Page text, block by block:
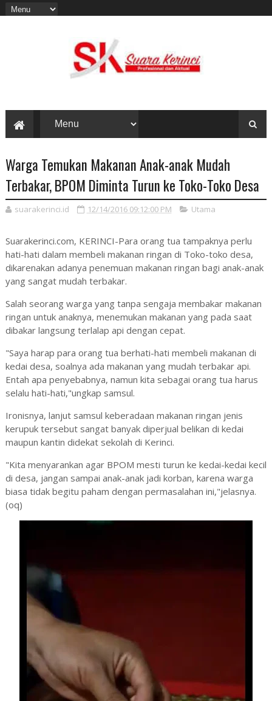
Warga Temukan Makanan Anak-anak Mudah
Terbakar, BPOM Diminta Turun ke Toko-Toko Desa
suarakerinci.id 12/14/2016 09:12:00 PM Utama
Suarakerinci.com, KERINCI-Para orang tua tampaknya perlu
hati-hati dalam membeli makanan ringan di Toko-toko desa,
dikarenakan adanya penemuan makanan ringan bagi anak-anak
yang sangat mudah terbakar.
Salah seorang warga yang tanpa sengaja membakar makanan
ringan untuk anaknya, menemukan makanan yang pada saat
dibakar langsung terlalap api dengan cepat.
"Saya harap para orang tua berhati-hati membeli makanan di
kedai desa, soalnya ada makanan yang mudah terbakar api.
Entah apa penyebabnya, namun kita sebagai orang tua harus
selalu hati-hati,"ungkap samsul.
Ironisnya, lanjut samsul keberadaan makanan ringan jenis
kerupuk tersebut sangat banyak diperjual belikan di kedai
maupun kantin didekat sekolah di Kerinci.
"Kita menyarankan agar BPOM mesti turun ke kedai-kedai kecil
di desa, jangan sampai anak-anak jadi korban, karena warga
biasa tidak begitu paham dengan permasalahan ini,"jelasnya.
(oq)